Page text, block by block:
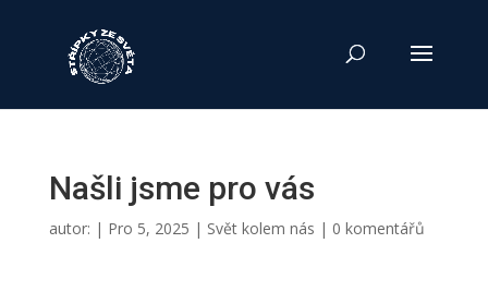
Našli jsme pro vás
autor: | Pro 5, 2025 | Svět kolem nás | 0 komentářů